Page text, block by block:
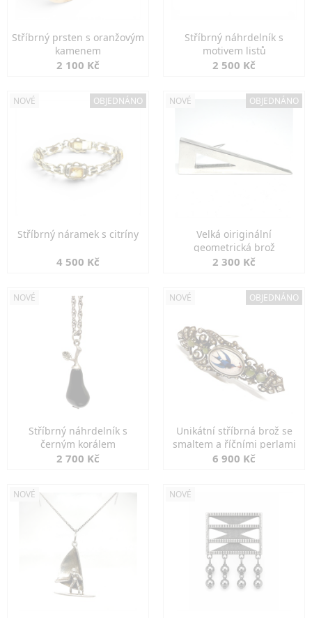
Stříbrný prsten s oranžovým
kamenem
2 100 Kč
Stříbrný náhrdelník s
motivem listů
2 500 Kč
NOVÉ OBJEDNÁNO
Stříbrný náramek s citríny
4 500 Kč
NOVÉ OBJEDNÁNO
Velká oiriginální
geometrická brož
2 300 Kč
NOVÉ
Stříbrný náhrdelník s
černým korálem
2 700 Kč
NOVÉ OBJEDNÁNO
Unikátní stříbrná brož se
smaltem a říčními perlami
6 900 Kč
NOVÉ NOVÉ